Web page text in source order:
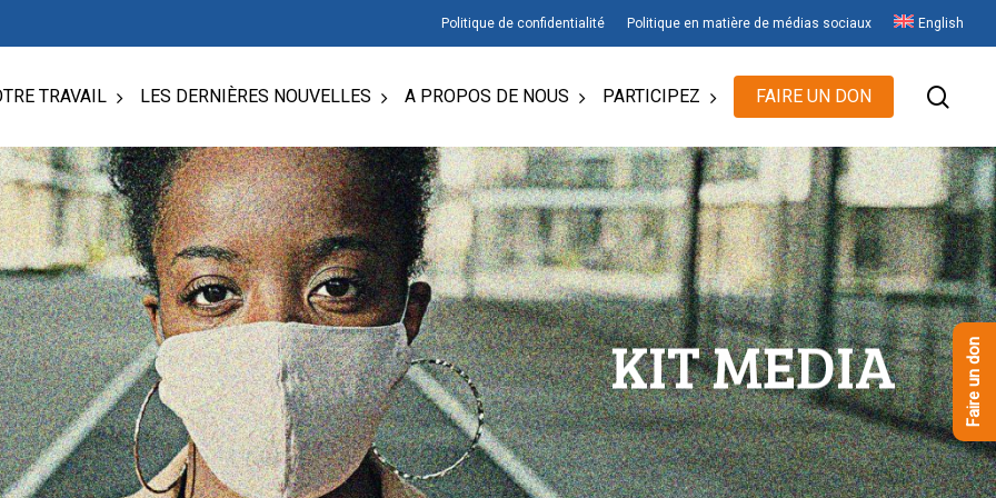
Politique de confidentialité Politique en matière de médias sociaux English
pour fermer
TRAVAIL LES DERNIÈRES NOUVELLES A PROPOS DE NOUS PARTICIPEZ FAIRE UN DON
KIT MEDIA Faire un don